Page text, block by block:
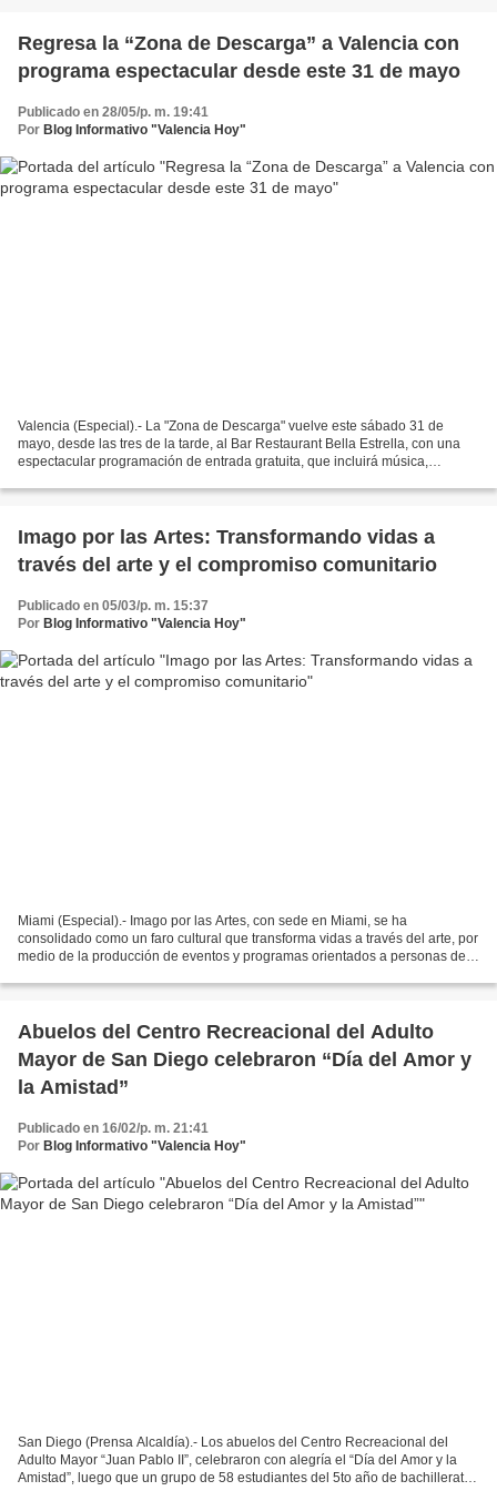
Regresa la “Zona de Descarga” a Valencia con
programa espectacular desde este 31 de mayo
Publicado en 28/05/p. m. 19:41
Por Blog Informativo "Valencia Hoy"
Valencia (Especial).- La "Zona de Descarga" vuelve este sábado 31 de
mayo, desde las tres de la tarde, al Bar Restaurant Bella Estrella, con una
espectacular programación de entrada gratuita, que incluirá música,
Imago por las Artes: Transformando vidas a
través del arte y el compromiso comunitario
Publicado en 05/03/p. m. 15:37
Por Blog Informativo "Valencia Hoy"
Miami (Especial).- Imago por las Artes, con sede en Miami, se ha
consolidado como un faro cultural que transforma vidas a través del arte, por
medio de la producción de eventos y programas orientados a personas de
Abuelos del Centro Recreacional del Adulto
Mayor de San Diego celebraron “Día del Amor y
la Amistad”
Publicado en 16/02/p. m. 21:41
Por Blog Informativo "Valencia Hoy"
San Diego (Prensa Alcaldía).- Los abuelos del Centro Recreacional del
Adulto Mayor “Juan Pablo II”, celebraron con alegría el “Día del Amor y la
Amistad”, luego que un grupo de 58 estudiantes del 5to año de bachillerato